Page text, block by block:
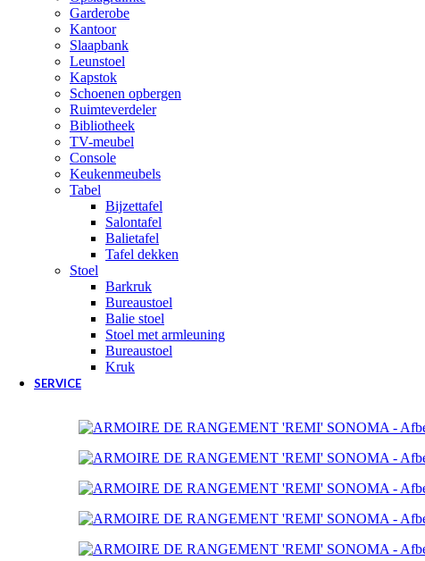
Garderobe
Kantoor
Slaapbank
Leunstoel
Kapstok
Schoenen opbergen
Ruimteverdeler
Bibliotheek
TV-meubel
Console
Keukenmeubels
Tabel
Bijzettafel
Salontafel
Balietafel
Tafel dekken
Stoel
Barkruk
Bureaustoel
Balie stoel
Stoel met armleuning
Bureaustoel
Kruk
SERVICE